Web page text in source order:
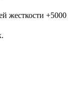
жесткости +5000